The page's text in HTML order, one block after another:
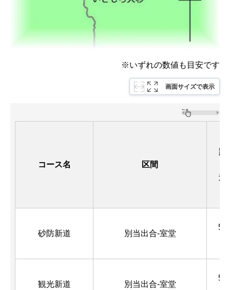
※いずれの数値も目安です
画面サイズで表示
コース名 区間
距
道
砂防新道 別当出合-室堂
観光新道 別当出合-室堂